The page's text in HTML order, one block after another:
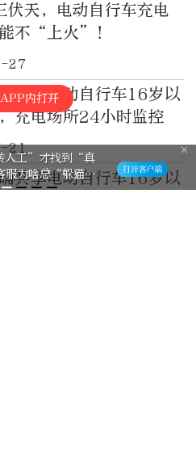
伏天，电动自行车充电
不“上火”！
27
共享电动自行车16岁以
充电场所24小时监控
21
共享电动自行车16岁以
APP内打开
人工”才找到“真
服为啥总“躲猫